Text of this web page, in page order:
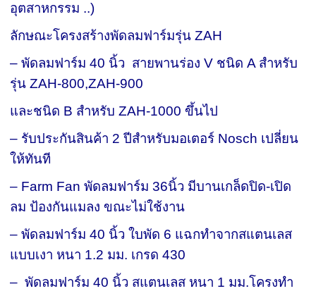
อุตสาหกรรม ..)
ลักษณะโครงสร้างพัดลมฟาร์มรุ่น ZAH
– พัดลมฟาร์ม 40 นิ้ว สายพานร่อง V ชนิด A สำหรับ
รุ่น ZAH-800,ZAH-900
และชนิด B สำหรับ ZAH-1000 ขึ้นไป
– รับประกันสินค้า 2 ปีสำหรับมอเตอร์ Nosch เปลี่ยน
ให้ทันที
– Farm Fan พัดลมฟาร์ม 36นิ้ว มีบานเกล็ดปิด-เปิด
ลม ป้องกันแมลง ขณะไม่ใช้งาน
– พัดลมฟาร์ม 40 นิ้ว ใบพัด 6 แฉกทำจากสแตนเลส
แบบเงา หนา 1.2 มม. เกรด 430
– พัดลมฟาร์ม 40 นิ้ว สแตนเลส หนา 1 มม.โครงทำ